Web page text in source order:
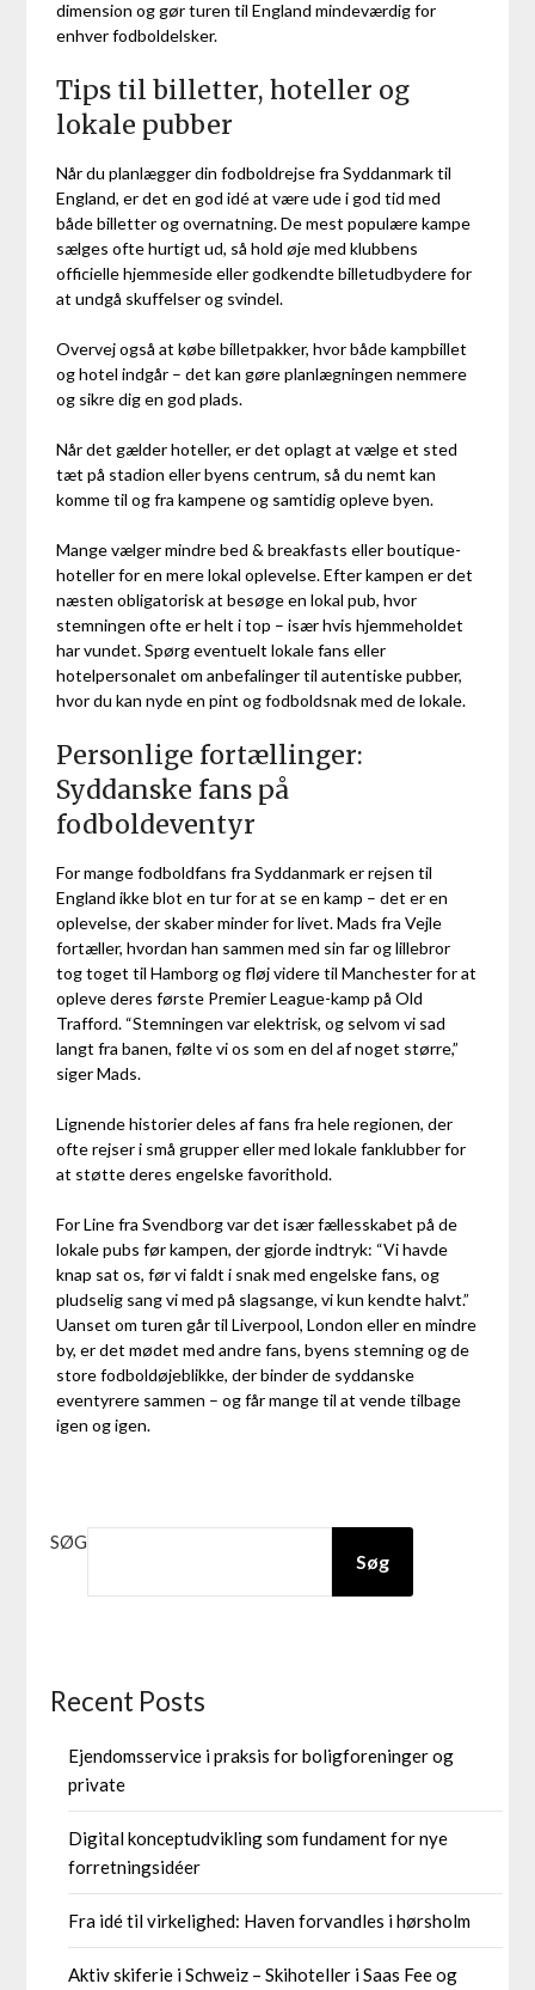
dimension og gør turen til England mindeværdig for
enhver fodboldelsker.
Tips til billetter, hoteller og
lokale pubber
Når du planlægger din fodboldrejse fra Syddanmark til
England, er det en god idé at være ude i god tid med
både billetter og overnatning. De mest populære kampe
sælges ofte hurtigt ud, så hold øje med klubbens
officielle hjemmeside eller godkendte billetudbydere for
at undgå skuffelser og svindel.
Overvej også at købe billetpakker, hvor både kampbillet
og hotel indgår – det kan gøre planlægningen nemmere
og sikre dig en god plads.
Når det gælder hoteller, er det oplagt at vælge et sted
tæt på stadion eller byens centrum, så du nemt kan
komme til og fra kampene og samtidig opleve byen.
Mange vælger mindre bed & breakfasts eller boutique-
hoteller for en mere lokal oplevelse. Efter kampen er det
næsten obligatorisk at besøge en lokal pub, hvor
stemningen ofte er helt i top – især hvis hjemmeholdet
har vundet. Spørg eventuelt lokale fans eller
hotelpersonalet om anbefalinger til autentiske pubber,
hvor du kan nyde en pint og fodboldsnak med de lokale.
Personlige fortællinger:
Syddanske fans på
fodboldeventyr
For mange fodboldfans fra Syddanmark er rejsen til
England ikke blot en tur for at se en kamp – det er en
oplevelse, der skaber minder for livet. Mads fra Vejle
fortæller, hvordan han sammen med sin far og lillebror
tog toget til Hamborg og fløj videre til Manchester for at
opleve deres første Premier League-kamp på Old
Trafford. “Stemningen var elektrisk, og selvom vi sad
langt fra banen, følte vi os som en del af noget større,”
siger Mads.
Lignende historier deles af fans fra hele regionen, der
ofte rejser i små grupper eller med lokale fanklubber for
at støtte deres engelske favorithold.
For Line fra Svendborg var det især fællesskabet på de
lokale pubs før kampen, der gjorde indtryk: “Vi havde
knap sat os, før vi faldt i snak med engelske fans, og
pludselig sang vi med på slagsange, vi kun kendte halvt.”
Uanset om turen går til Liverpool, London eller en mindre
by, er det mødet med andre fans, byens stemning og de
store fodboldøjeblikke, der binder de syddanske
eventyrere sammen – og får mange til at vende tilbage
igen og igen.
SØG
Søg
Recent Posts
Ejendomsservice i praksis for boligforeninger og
private
Digital konceptudvikling som fundament for nye
forretningsidéer
Fra idé til virkelighed: Haven forvandles i hørsholm
Aktiv skiferie i Schweiz – Skihoteller i Saas Fee og